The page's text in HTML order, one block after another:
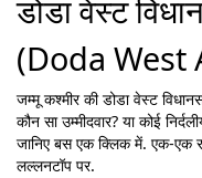
डोडा वेस्ट
(Doda West
जम्मू कश्मीरकी डोडा वेस्ट
कौन सा उम्मीदवार? या कोई
जानिए बस एक क्लिक में. एक-एक
लल्लनटॉप पर.